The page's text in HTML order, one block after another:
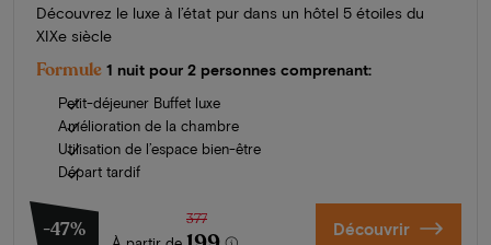
Découvrez le luxe à l’état pur dans un hôtel 5 étoiles du
XIXe siècle
Formule 1 nuit pour 2 personnes comprenant:
Petit-déjeuner Buffet luxe
Amélioration de la chambre
Utilisation de l’espace bien-être
Départ tardif
-47% 377 Découvrir